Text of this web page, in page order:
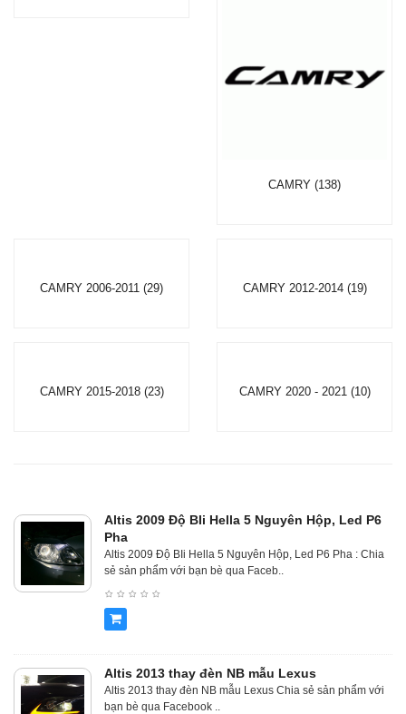
CAMRY (138)
CAMRY 2006-2011 (29) CAMRY 2012-2014 (19)
CAMRY 2015-2018 (23) CAMRY 2020 - 2021 (10)
Altis 2009 Độ BIi Hella 5 Nguyên Hộp, Led P6
Pha
Altis 2009 Độ BIi Hella 5 Nguyên Hộp, Led P6 Pha : Chia
sẻ sản phẩm với bạn bè qua Faceb..
Altis 2013 thay đèn NB mẫu Lexus
Altis 2013 thay đèn NB mẫu Lexus Chia sẻ sản phẩm với
bạn bè qua Facebook ..